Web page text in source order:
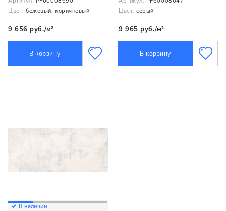
Цвет: бежевый, коричневый
9 656 руб./м²
В корзину
Цвет: серый
9 965 руб./м²
В корзину
В наличии